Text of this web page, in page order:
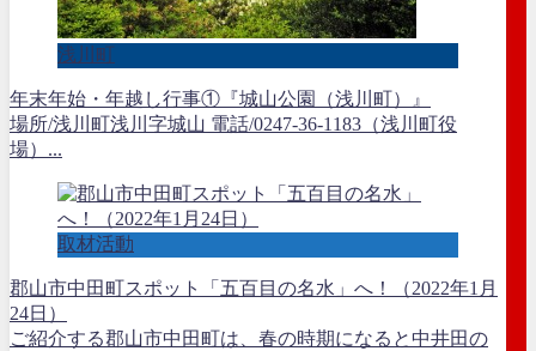
浅川町
年末年始・年越し行事①『城山公園（浅川町）』
場所/浅川町浅川字城山 電話/0247-36-1183（浅川町役
場）...
取材活動
郡山市中田町スポット「五百目の名水」へ！（2022年1月
24日）
ご紹介する郡山市中田町は、春の時期になると中井田の